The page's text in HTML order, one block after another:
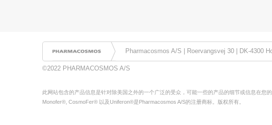
Pharmacosmos A/S | Roervangsvej 30 | DK-4300
©2022 PHARMACOSMOS A/S
此网站包含的产品信息是针对除美国之外的一个广泛的受众，可能一些的产品的细节或信息在
Monofer®, CosmoFer® 以及Uniferon®是Pharmacosmos A/S的注册商标。版权所有。